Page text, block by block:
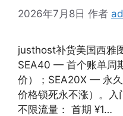
2026年7月8日 作者
justhost补货美国西雅
SEA40 — 首个账单周
价）；SEA20X — 永久
价格锁死永不涨）。
不限流量： 首期 ¥1…